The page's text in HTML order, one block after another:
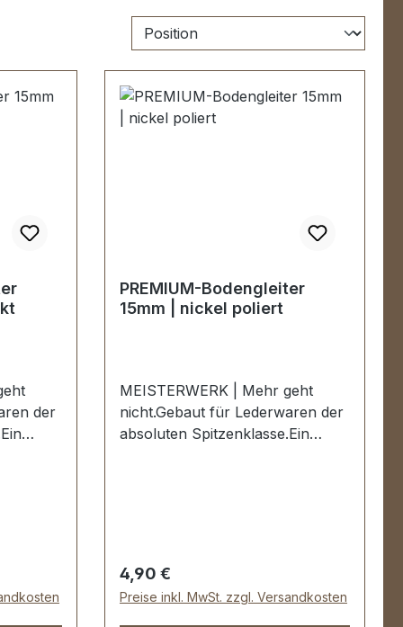
der
PREMIUM-Bodengleiter
15mm | nickel poliert
MEISTERWERK | Mehr geht
nicht.Gebaut für Lederwaren der
absoluten Spitzenklasse.Ein
GERMANY.Material:
Stahl.Handgeschliffen.
Handpoliert.
Regulärer Preis:
4,90 €
Preise inkl. MwSt. zzgl. Versandkosten